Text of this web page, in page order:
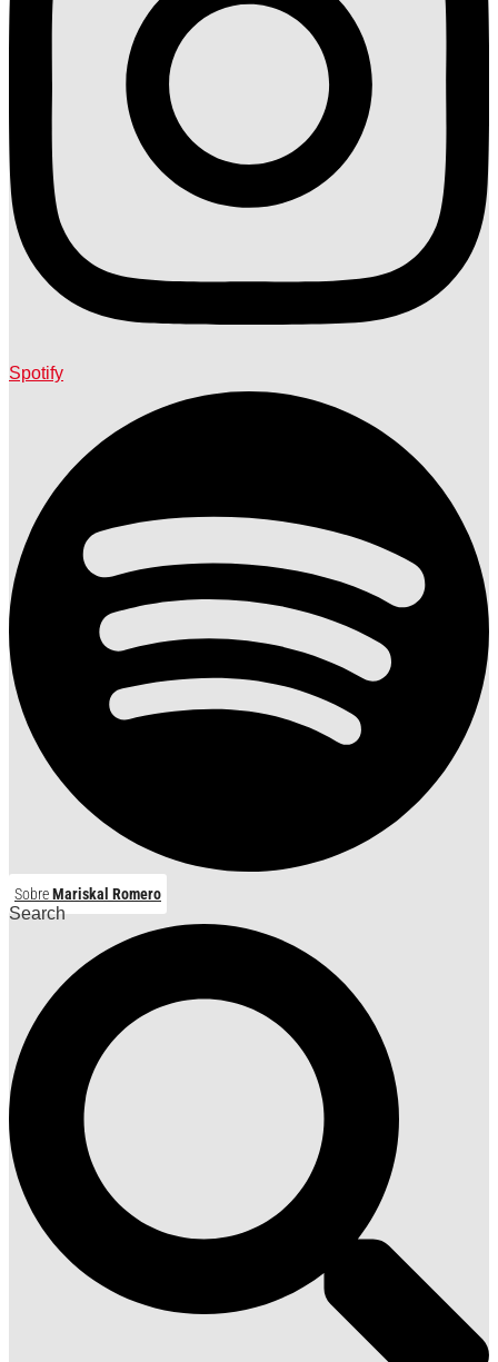
Spotify
SobreMariskal Romero
Search